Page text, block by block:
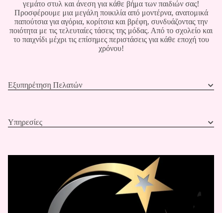
γεμάτο στυλ και άνεση για κάθε βήμα των παιδιών σας!
Προσφέρουμε μια μεγάλη ποικιλία από μοντέρνα, ανατομικά
παπούτσια για αγόρια, κορίτσια και βρέφη, συνδυάζοντας την
ποιότητα με τις τελευταίες τάσεις της μόδας. Από το σχολείο και
το παιχνίδι μέχρι τις επίσημες περιστάσεις για κάθε εποχή του
χρόνου!
Εξυπηρέτηση Πελατών
Υπηρεσίες